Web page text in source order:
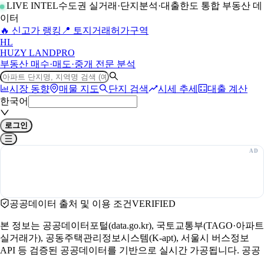
LIVE INTEL수도권 실거래·단지분석·대출한도 통합 부동산 데
이터
🔥 신고가 랭킹 📍 토지거래허가구역
HL
HUZY LANDPRO
부동산 매수·매도·중개 전문 분석
시장 동향 매물 지도 단지 검색 시세 추세
대출 계산
한국어
로그인
공공데이터 출처 및 이용 조건VERIFIED
본 정보는 공공데이터포털(data.go.kr), 국토교통부(TAGO·아파트
실거래가), 공동주택관리정보시스템(K-apt), 서울시 버스정보
API 등 검증된 공공데이터를 기반으로 실시간 가공됩니다. 공공